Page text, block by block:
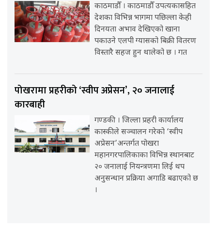
काठमाडौँ । काठमाडौँ उपत्यकासहित
देशका विभिन्न भागमा पछिल्ला केही
दिनयता अभाव देखिएको खाना
पकाउने एलपी ग्यासको बिक्री वितरण
विस्तारै सहज हुन थालेको छ । गत
पोखरामा प्रहरीको ‘स्वीप अप्रेसन’, २० जनालाई
कारबाही
गण्डकी । जिल्ला प्रहरी कार्यालय
कास्कीले सञ्चालन गरेको ‘स्वीप
अप्रेसन’अन्तर्गत पोखरा
महानगरपालिकाका विभिन्न स्थानबाट
२० जनालाई नियन्त्रणमा लिई थप
अनुसन्धान प्रक्रिया अगाडि बढाएको छ
।